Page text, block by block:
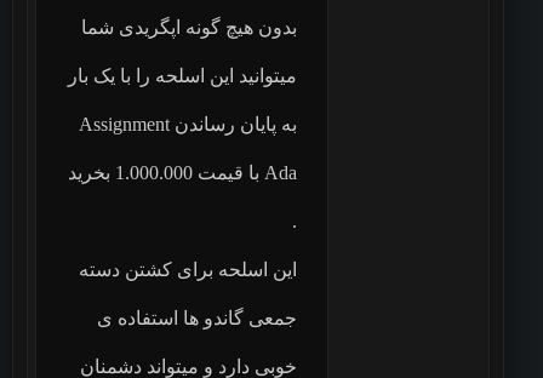
بدون هیچ گونه اپگریدی شما
میتوانید این اسلحه را با یک بار
به پایان رساندن Assignment
Ada با قیمت 1.000.000 بخرید
.
این اسلحه برای کشتن دسته
جمعی گاندو ها استفاده ی
خوبی دارد و میتواند دشمنان